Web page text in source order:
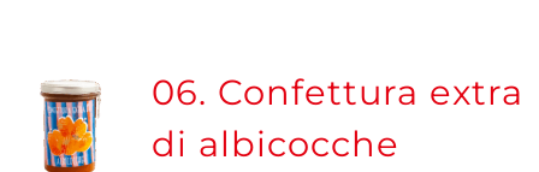
06. Confettura extra
di albicocche